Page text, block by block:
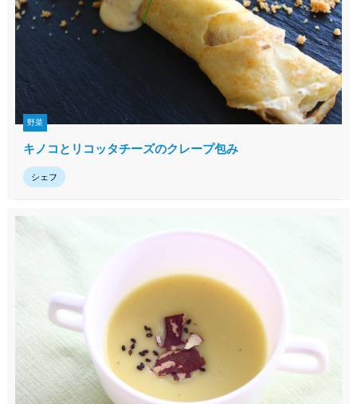
野菜
キノコとリコッタチーズのクレープ包み
シェフ